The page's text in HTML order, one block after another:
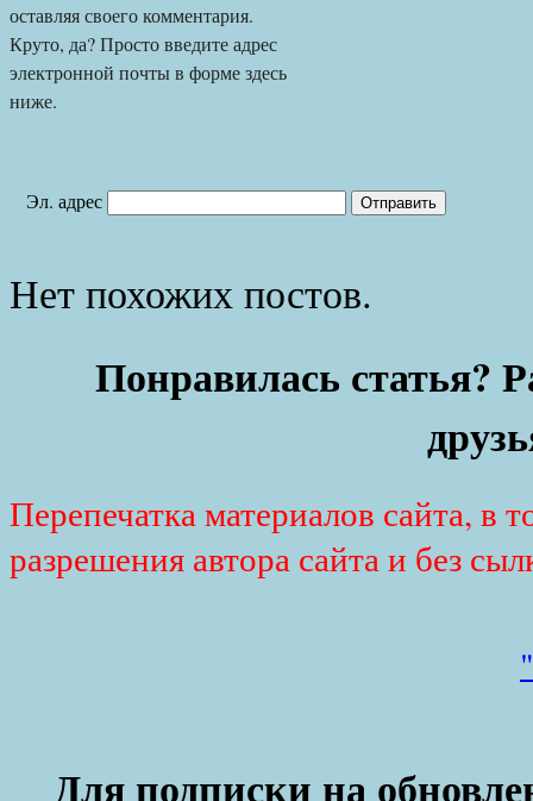
оставляя своего комментария.
Круто, да? Просто введите адрес
электронной почты в форме здесь
ниже.
Эл. адрес
Нет похожих постов.
Понравилась статья?
Перепечатка материалов сайта, в
разрешения автора сайта и без
Для подписки на